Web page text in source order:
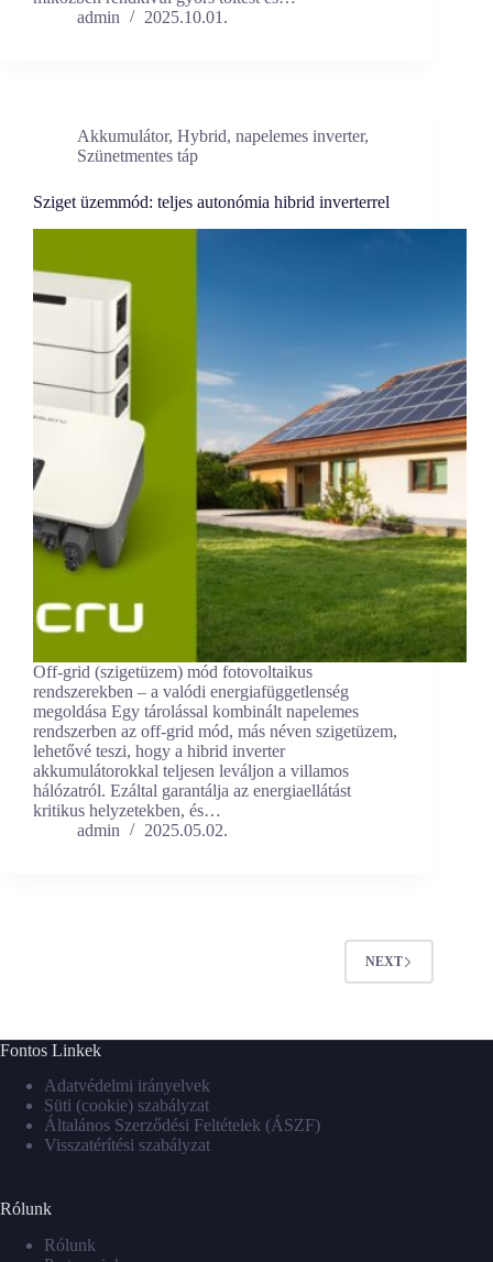
admin
2025.10.01.
Akkumulátor, Hybrid, napelemes inverter,
Szünetmentes táp
Sziget üzemmód: teljes autonómia hibrid inverterrel
Off-grid (szigetüzem) mód fotovoltaikus
rendszerekben – a valódi energiafüggetlenség
megoldása Egy tárolással kombinált napelemes
rendszerben az off-grid mód, más néven szigetüzem,
lehetővé teszi, hogy a hibrid inverter
akkumulátorokkal teljesen leváljon a villamos
hálózatról. Ezáltal garantálja az energiaellátást
kritikus helyzetekben, és…
admin
2025.05.02.
NEXT
Fontos Linkek
Adatvédelmi irányelvek
Süti (cookie) szabályzat
Általános Szerződési Feltételek (ÁSZF)
Visszatérítési szabályzat
Rólunk
Rólunk